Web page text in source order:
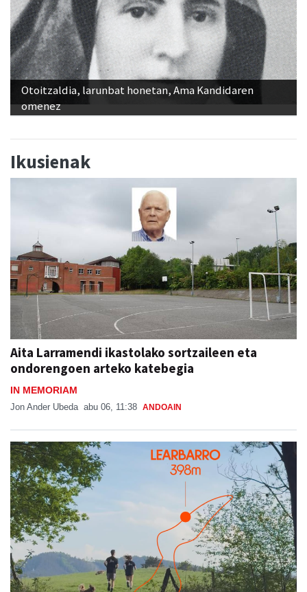
Otoitzaldia, larunbat honetan, Ama Kandidaren
omenez
Ikusienak
Aita Larramendi ikastolako sortzaileen eta
ondorengoen arteko katebegia
IN MEMORIAM
Jon Ander Ubeda abu 06, 11:38 ANDOAIN